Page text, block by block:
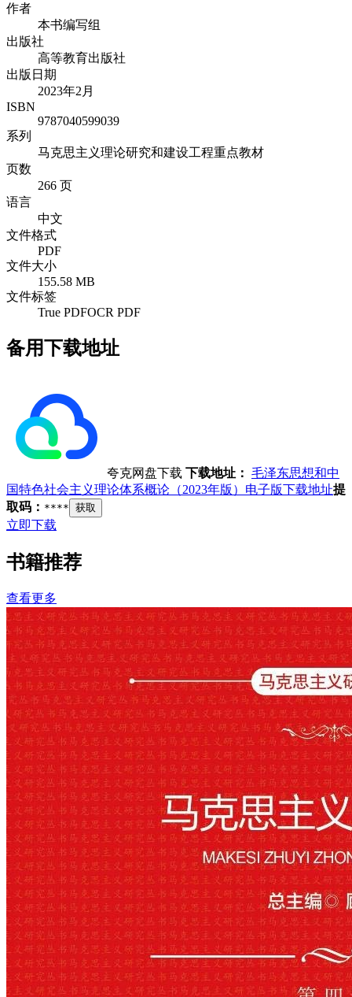
作者
本书编写组
出版社
高等教育出版社
出版日期
2023年2月
ISBN
9787040599039
系列
马克思主义理论研究和建设工程重点教材
页数
266 页
语言
中文
文件格式
PDF
文件大小
155.58 MB
文件标签
True PDFOCR PDF
备用下载地址
夸克网盘下载 下载地址： 毛泽东思想和中
国特色社会主义理论体系概论（2023年版）电子版下载地址提
取码： **** 获取
立即下载
书籍推荐
查看更多